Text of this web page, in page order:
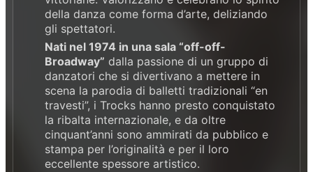
della danza come forma d’arte, deliziando
gli spettatori.
Nati nel 1974 in una sala “off-off-
Broadway” dalla passione di un gruppo di
danzatori che si divertivano a mettere in
scena la parodia di balletti tradizionali “en
travesti”, i Trocks hanno presto conquistato
la ribalta internazionale, e da oltre
cinquant’anni sono ammirati da pubblico e
stampa per l’originalità e per il loro
eccellente spessore artistico.